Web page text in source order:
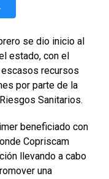
se dio inicio al
estado, con el
recursos
por parte de la
Sanitarios.
beneficiado con
Copriscam
llevando a cabo
una